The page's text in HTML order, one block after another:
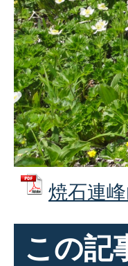
焼石連
この記